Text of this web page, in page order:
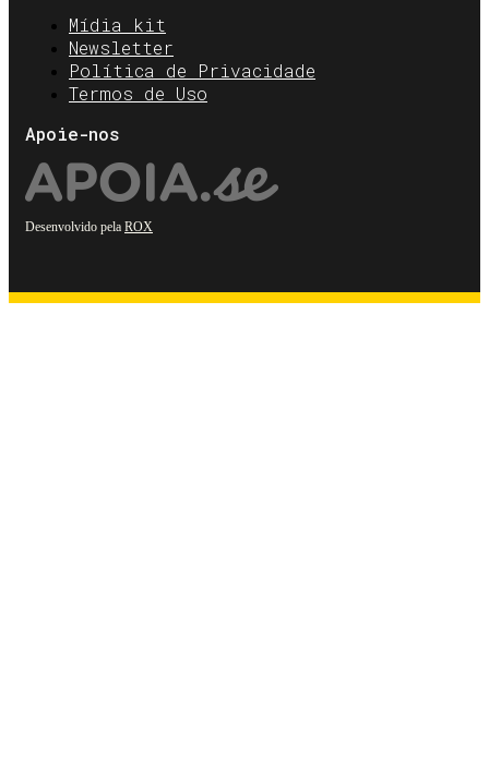
Mídia kit
Newsletter
Política de Privacidade
Termos de Uso
Apoie-nos
Desenvolvido pela ROX